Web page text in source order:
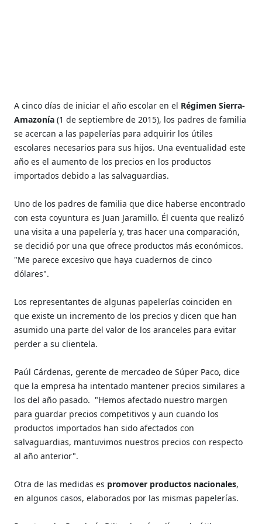
A cinco días de iniciar el año escolar en el Régimen Sierra-
Amazonía(1 de septiembre de 2015), los padres de familia
se acercan a las papelerías para adquirir los útiles
escolares necesarios para sus hijos. Una eventualidad este
año es el aumento de los precios en los productos
importados debido a las salvaguardias.
Uno de los padres de familia que dice haberse encontrado
con esta coyuntura es Juan Jaramillo. Él cuenta que realizó
una visita a una papelería y, tras hacer una comparación,
se decidió por una que ofrece productos más económicos.
"Me parece excesivo que haya cuadernos de cinco
dólares".
Los representantes de algunas papelerías coinciden en
que existe un incremento de los precios y dicen que han
asumido una parte del valor de los aranceles para evitar
perder a su clientela.
Paúl Cárdenas, gerente de mercadeo de Súper Paco, dice
que la empresa ha intentado mantener precios similares a
los del año pasado. "Hemos afectado nuestro margen
para guardar precios competitivos y aun cuando los
productos importados han sido afectados con
salvaguardias, mantuvimos nuestros precios con respecto
al año anterior".
Otra de las medidas es promover productos nacionales,
en algunos casos, elaborados por las mismas papelerías.